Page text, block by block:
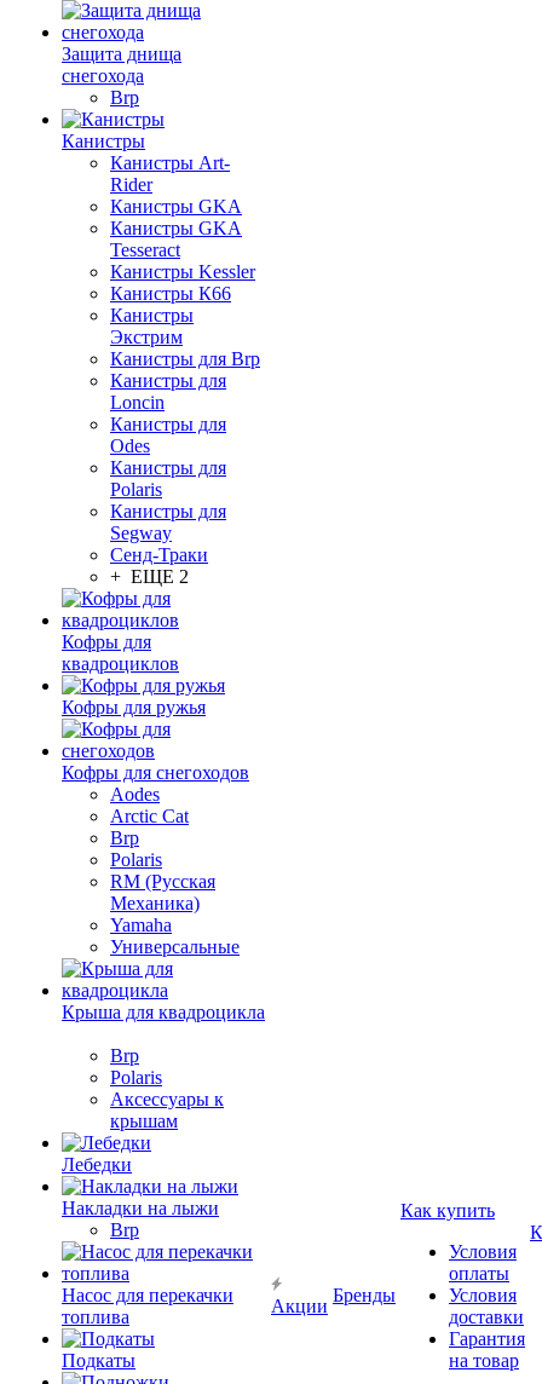
Защита днища
снегохода
Brp
Канистры
Канистры Art-
Rider
Канистры GKA
Канистры GKA
Tesseract
Канистры Kessler
Канистры К66
Канистры
Экстрим
Канистры для Brp
Канистры для
Loncin
Канистры для
Odes
Канистры для
Polaris
Канистры для
Segway
Сенд-Траки
+ ЕЩЕ 2
Кофры для
квадроциклов
Кофры для ружья
Кофры для снегоходов
Aodes
Arctic Cat
Brp
Polaris
RM (Русская
Механика)
Yamaha
Универсальные
Крыша для квадроцикла
Brp
Polaris
Аксессуары к
крышам
Лебедки
Накладки на лыжи
Brp
Насос для перекачки
топлива
Подкаты
Акции
Бренды
Как купить
Условия
оплаты
Условия
доставки
Гарантия
на товар